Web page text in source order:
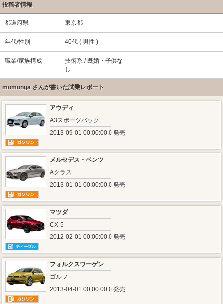
投稿者情報
都道府県 東京都
年代/性別 40代 ( 男性 )
職業/家族構成
技術系 / 既婚・子供な
し
momonga さんが書いた試乗レポート
アウディ
A3スポーツバック
2013-09-01 00:00:00.0 発売
メルセデス・ベンツ
Aクラス
2013-01-01 00:00:00.0 発売
マツダ
CX-5
2012-02-01 00:00:00.0 発売
フォルクスワーゲン
ゴルフ
2013-04-01 00:00:00.0 発売